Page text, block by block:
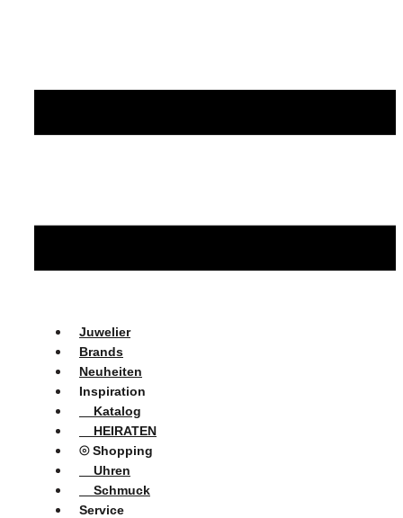
Juwelier
Brands
Neuheiten
Inspiration
Katalog
HEIRATEN
⦾ Shopping
Uhren
Schmuck
Service